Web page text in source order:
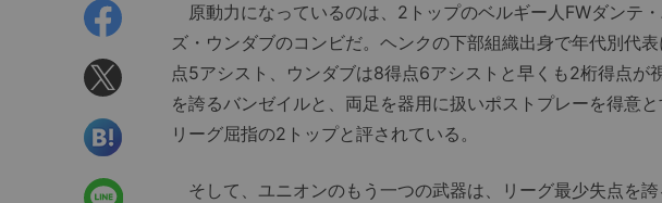
原動力になっているのは、2トップのベルギー人FWダンテ
ズ・ウンダブのコンビだ。ヘンクの下部組織出身で年代別代
点5アシスト、ウンダブは8得点6アシストと早くも2桁得点が
を誇るバンゼイルと、両足を器用に扱いポストプレーを得意
リーグ屈指の2トップと評されている。
そして、ユニオンのもう一つの武器は、リーグ最少失点を